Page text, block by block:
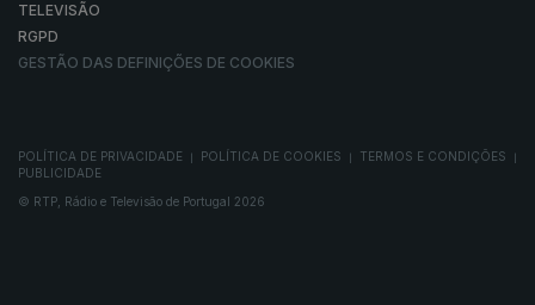
TELEVISÃO
RGPD
GESTÃO DAS DEFINIÇÕES DE COOKIES
POLÍTICA DE PRIVACIDADE POLÍTICA DE COOKIES TERMOS E CONDIÇÕES
PUBLICIDADE
© RTP, Rádio e Televisão de Portugal 2026